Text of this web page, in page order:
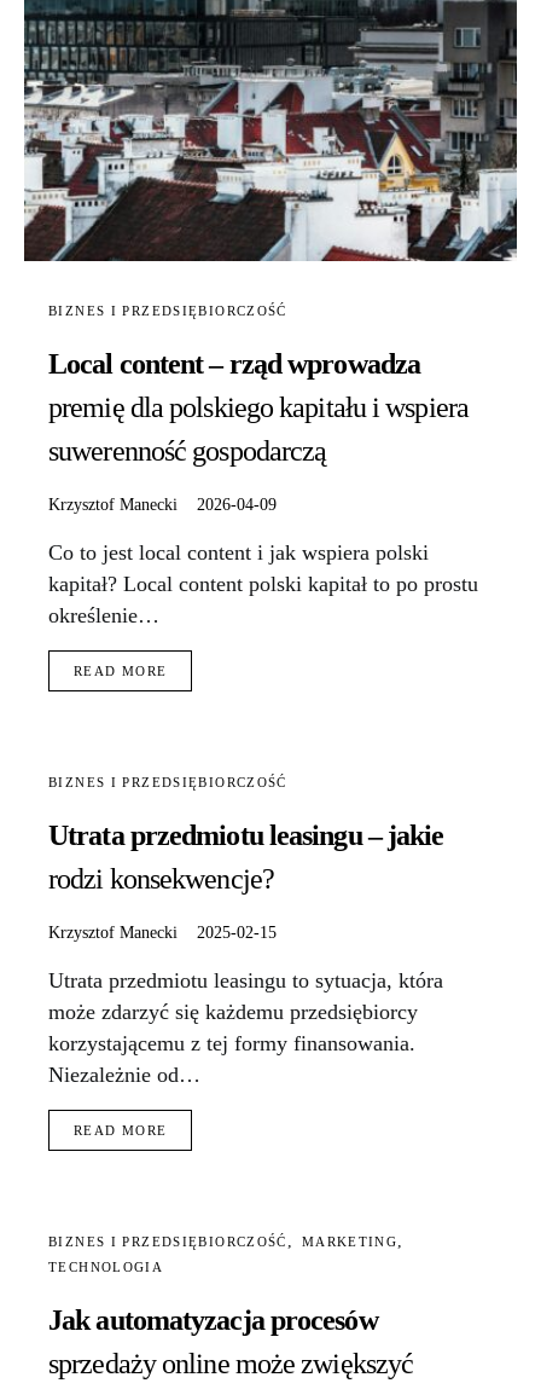
BIZNES I PRZEDSIĘBIORCZOŚĆ
Local content – rząd wprowadza
premię dla polskiego kapitału i wspiera
suwerenność gospodarczą
Krzysztof Manecki 2026-04-09
Co to jest local content i jak wspiera polski
kapitał? Local content polski kapitał to po prostu
określenie…
READ MORE
BIZNES I PRZEDSIĘBIORCZOŚĆ
Utrata przedmiotu leasingu – jakie
rodzi konsekwencje?
Krzysztof Manecki 2025-02-15
Utrata przedmiotu leasingu to sytuacja, która
może zdarzyć się każdemu przedsiębiorcy
korzystającemu z tej formy finansowania.
Niezależnie od…
READ MORE
BIZNES I PRZEDSIĘBIORCZOŚĆ
MARKETING
TECHNOLOGIA
Jak automatyzacja procesów
sprzedaży online może zwiększyć